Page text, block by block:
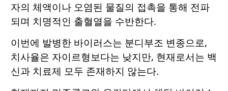
자의 체액이나 오염된 물질의 접촉을 통해 전파
되며 치명적인 출혈열을 수반한다.
이번에 발병한 바이러스는 분디부조 변종으로,
치사율은 자이르형보다는 낮지만, 현재로서는 백
신과 치료제 모두 존재하지 않는다.